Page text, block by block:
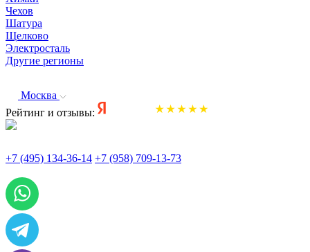
Чехов
Шатура
Щелково
Электросталь
Другие регионы
Москва
Рейтинг и отзывы:
+7 (495) 134-36-14 +7 (958) 709-13-73